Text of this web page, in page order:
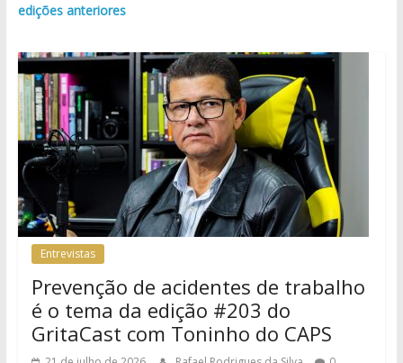
edições anteriores
Entrevistas
Prevenção de acidentes de trabalho
é o tema da edição #203 do
GritaCast com Toninho do CAPS